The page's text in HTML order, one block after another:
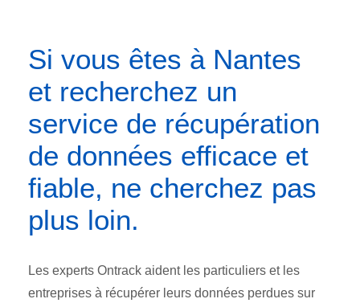
Si vous êtes à Nantes
et recherchez un
service de récupération
de données efficace et
fiable, ne cherchez pas
plus loin.
Les experts Ontrack aident les particuliers et les
entreprises à récupérer leurs données perdues sur